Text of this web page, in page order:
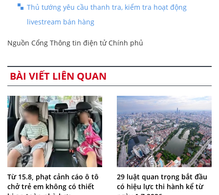
Thủ tướng yêu cầu thanh tra, kiểm tra hoạt động
livestream bán hàng
Nguồn Cổng Thông tin điện tử Chính phủ
BÀI VIẾT LIÊN QUAN
Từ 15.8, phạt cảnh cáo ô tô
chở trẻ em không có thiết
29 luật quan trọng bắt đầu
có hiệu lực thi hành kể từ